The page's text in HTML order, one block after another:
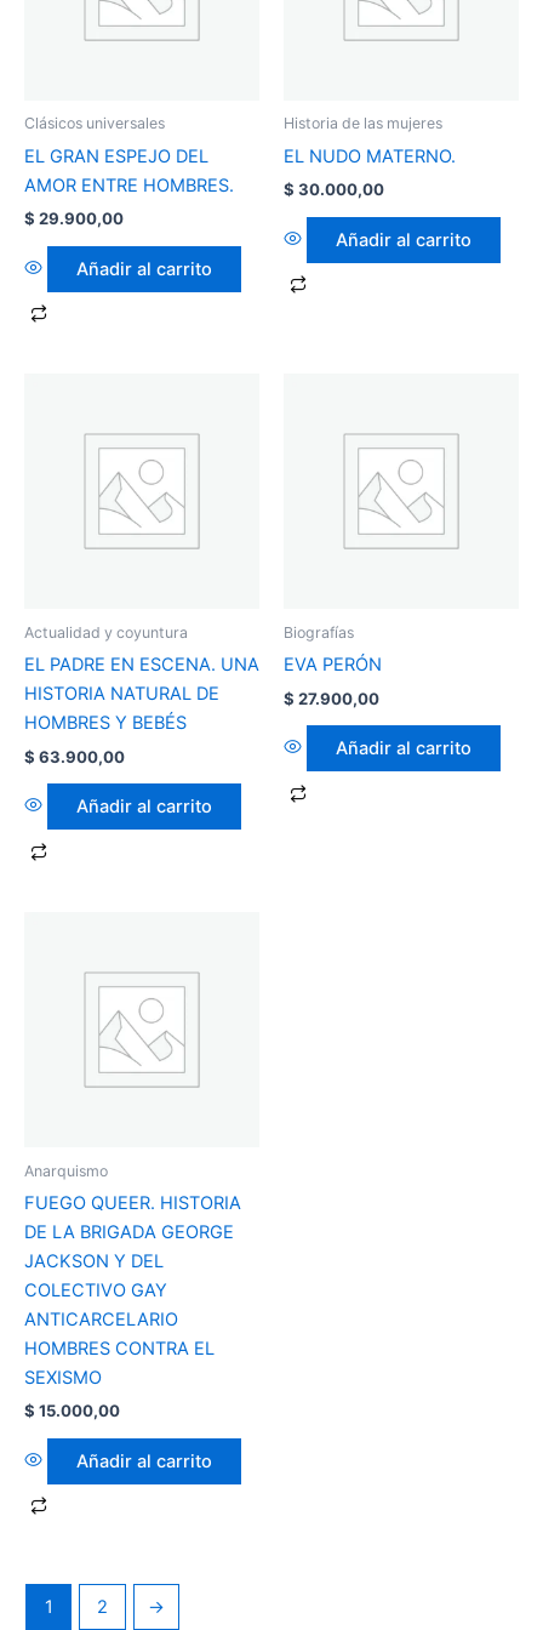
Clásicos universales
EL GRAN ESPEJO DEL
AMOR ENTRE HOMBRES.
$ 29.900,00
Añadir al carrito
Historia de las mujeres
EL NUDO MATERNO.
$ 30.000,00
Añadir al carrito
Actualidad y coyuntura
EL PADRE EN ESCENA. UNA
HISTORIA NATURAL DE
HOMBRES Y BEBÉS
$ 63.900,00
Añadir al carrito
Biografías
EVA PERÓN
$ 27.900,00
Añadir al carrito
Anarquismo
FUEGO QUEER. HISTORIA
DE LA BRIGADA GEORGE
JACKSON Y DEL
COLECTIVO GAY
ANTICARCELARIO
HOMBRES CONTRA EL
SEXISMO
$ 15.000,00
Añadir al carrito
1 2 →